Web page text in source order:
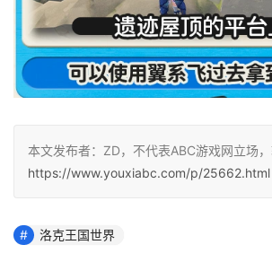
本文发布者：ZD，不代表ABC游戏网立场，
https://www.youxiabc.com/p/25662.html
洛克王国世界